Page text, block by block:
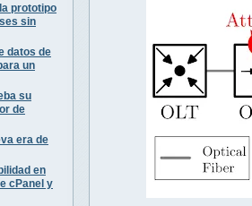
prototipo
sin
datos de
un
su
de
era de
en
cPanel y